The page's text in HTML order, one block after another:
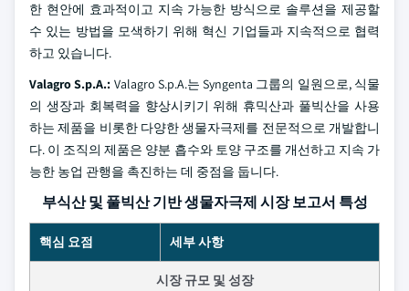
한 현안에 효과적이고 지속 가능한 방식으로 솔루션을 제공할
수 있는 방법을 모색하기 위해 혁신 기업들과 지속적으로 협력
하고 있습니다.
Valagro S.p.A.: Valagro S.p.A.는 Syngenta 그룹의 일원으로, 식물
의 생장과 회복력을 향상시키기 위해 휴믹산과 풀빅산을 사용
하는 제품을 비롯한 다양한 생물자극제를 전문적으로 개발합니
다. 이 조직의 제품은 양분 흡수와 토양 구조를 개선하고 지속 가
능한 농업 관행을 촉진하는 데 중점을 둡니다.
부식산 및 풀빅산 기반 생물자극제 시장 보고서 특성
핵심 요점 세부 사항
시장 규모 및 성장